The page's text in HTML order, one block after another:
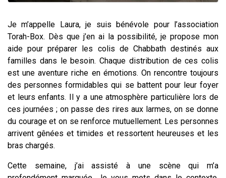
Je m’appelle Laura, je suis bénévole pour l’association
Torah-Box. Dès que j’en ai la possibilité, je propose mon
aide pour préparer les colis de Chabbath destinés aux
familles dans le besoin. Chaque distribution de ces colis
est une aventure riche en émotions. On rencontre toujours
des personnes formidables qui se battent pour leur foyer
et leurs enfants. Il y a une atmosphère particulière lors de
ces journées ; on passe des rires aux larmes, on se donne
du courage et on se renforce mutuellement. Les personnes
arrivent gênées et timides et ressortent heureuses et les
bras chargés.
Cette semaine, j’ai assisté à une scène qui m’a